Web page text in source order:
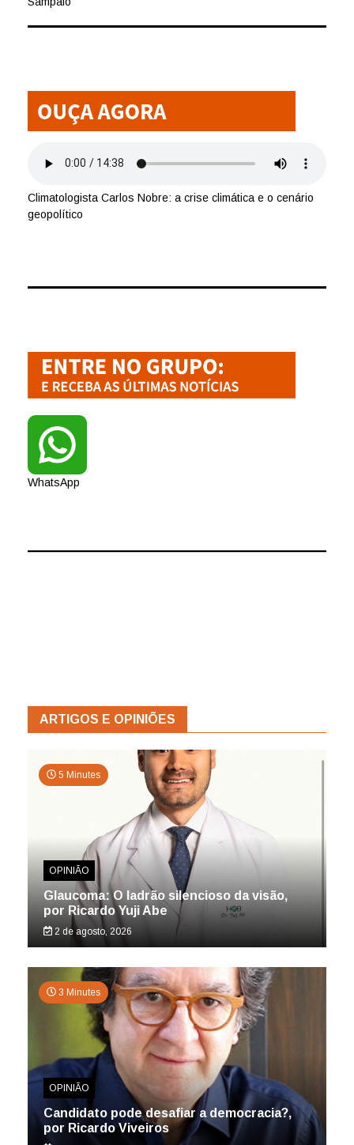
Climatologista Carlos Nobre: a crise climática e o cenário
geopolítico
WhatsApp
ARTIGOS E OPINIÕES
5 Minutes
OPINIÃO
Glaucoma: O ladrão silencioso da visão,
por Ricardo Yuji Abe
2 de agosto, 2026
3 Minutes
OPINIÃO
Candidato pode desafiar a democracia?,
por Ricardo Viveiros